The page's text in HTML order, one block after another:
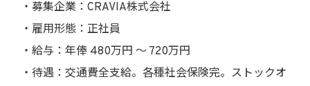
・募集企業：CRAVIA株式会社
・雇用形態：正社員
・給与：年俸 480万円 〜 720万円
・待遇：交通費全支給。各種社会保険完。ストックオ